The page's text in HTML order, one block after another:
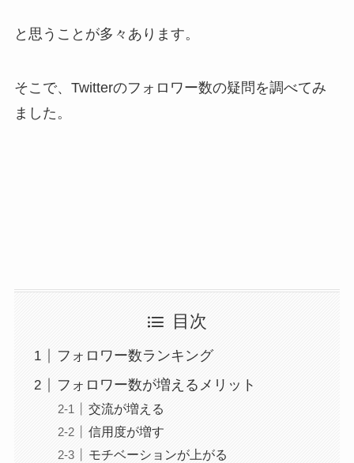
と思うことが多々あります。
そこで、Twitterのフォロワー数の疑問を調べてみ
ました。
目次
フォロワー数ランキング
フォロワー数が増えるメリット
交流が増える
信用度が増す
モチベーションが上がる